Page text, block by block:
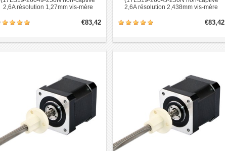
2,6A résolution 1,27mm vis-mère
€83,42
2,6A résolution 2,438mm vis-mère
€83,42